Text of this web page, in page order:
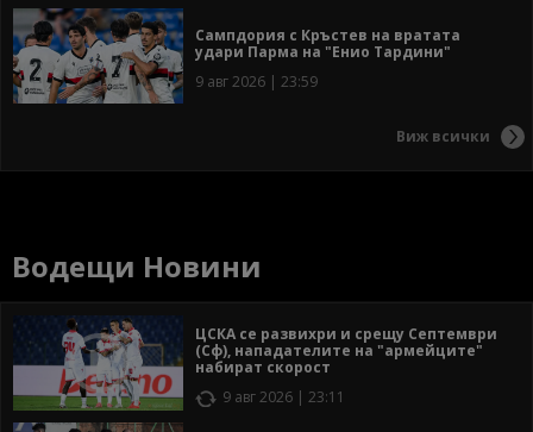
Сампдория с Кръстев на вратата
удари Парма на "Енио Тардини"
9 авг 2026 | 23:59
Виж всички
Водещи Новини
ЦСКА се развихри и срещу Септември
(Сф), нападателите на "армейците"
набират скорост
9 авг 2026 | 23:11